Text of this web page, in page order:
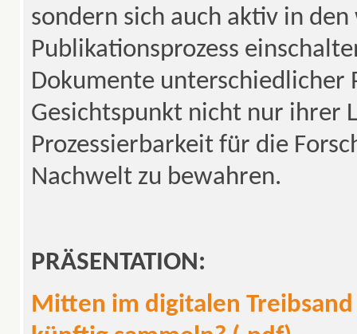
sondern sich auch aktiv in
Publikationsprozess
Dokumente unterschiedlicher
Gesichtspunkt nicht nur ihrer
Prozessierbarkeit für die
Nachwelt zu bewahren.
PRÄSENTATION:
Mitten im digitalen